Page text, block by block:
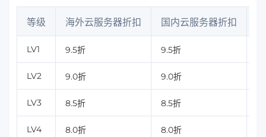
等级 海外云服务器折扣 国内云服务器折扣
LV1 9.5折 9.5折
LV2 9.0折 9.0折
LV3 8.5折 8.5折
LV4 8.0折 8.0折